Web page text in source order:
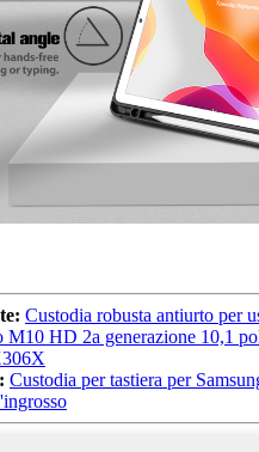
Custodia robusta antiurto per
M10 HD 2a generazione 10,1
Custodia per tastiera per